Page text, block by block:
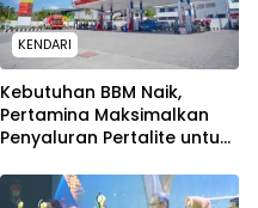
KENDARI
Kebutuhan BBM Naik,
Pertamina Maksimalkan
Penyaluran Pertalite untuk